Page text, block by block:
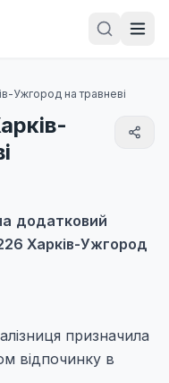
Ужгород на травневі
додатковий
Харків-Ужгород
призначила
відпочинку в